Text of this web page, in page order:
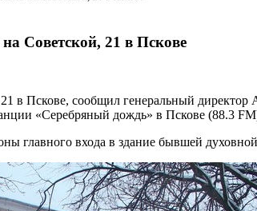
Советской, 21 в Пскове
в Пскове, сообщил генеральный
«Серебряный дождь» в Пскове (88.3
главного входа в здание бывшей